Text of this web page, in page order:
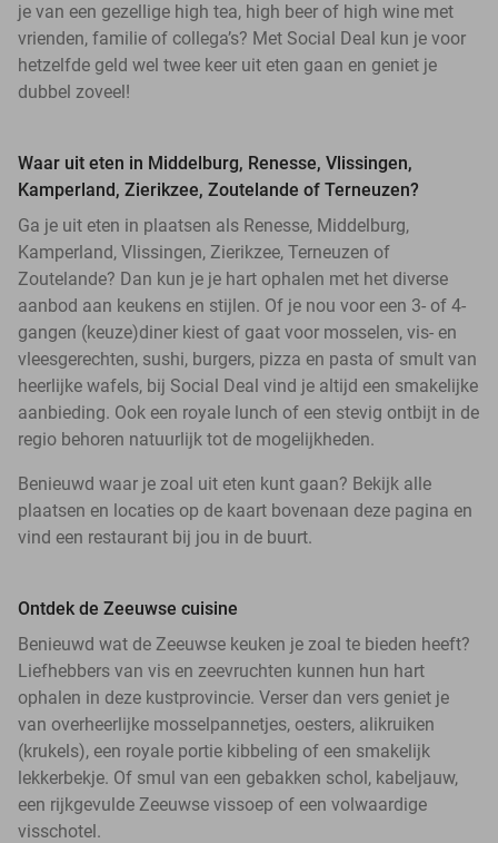
je van een gezellige high tea, high beer of high wine met
vrienden, familie of collega’s? Met Social Deal kun je voor
hetzelfde geld wel twee keer uit eten gaan en geniet je
dubbel zoveel!
Waar uit eten in Middelburg, Renesse, Vlissingen,
Kamperland, Zierikzee, Zoutelande of Terneuzen?
Ga je uit eten in plaatsen als Renesse, Middelburg,
Kamperland, Vlissingen, Zierikzee, Terneuzen of
Zoutelande? Dan kun je je hart ophalen met het diverse
aanbod aan keukens en stijlen. Of je nou voor een 3- of 4-
gangen (keuze)diner kiest of gaat voor mosselen, vis- en
vleesgerechten, sushi, burgers, pizza en pasta of smult van
heerlijke wafels, bij Social Deal vind je altijd een smakelijke
aanbieding. Ook een royale lunch of een stevig ontbijt in de
regio behoren natuurlijk tot de mogelijkheden.
Benieuwd waar je zoal uit eten kunt gaan? Bekijk alle
plaatsen en locaties op de kaart bovenaan deze pagina en
vind een restaurant bij jou in de buurt.
Ontdek de Zeeuwse cuisine
Benieuwd wat de Zeeuwse keuken je zoal te bieden heeft?
Liefhebbers van vis en zeevruchten kunnen hun hart
ophalen in deze kustprovincie. Verser dan vers geniet je
van overheerlijke mosselpannetjes, oesters, alikruiken
(krukels), een royale portie kibbeling of een smakelijk
lekkerbekje. Of smul van een gebakken schol, kabeljauw,
een rijkgevulde Zeeuwse vissoep of een volwaardige
visschotel.